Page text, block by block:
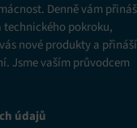
Denně vám
technického pokroku,
nové produkty a
Jsme vaším průvodcem
údajů